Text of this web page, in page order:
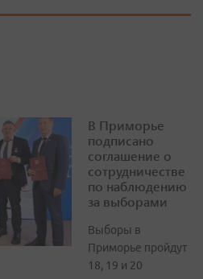
В Приморье
подписано
соглашение о
сотрудничестве
по наблюдению
за выборами
Выборы в
Приморье пройдут
18, 19 и 20